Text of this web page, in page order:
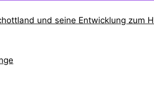
und seine Entwicklung zum